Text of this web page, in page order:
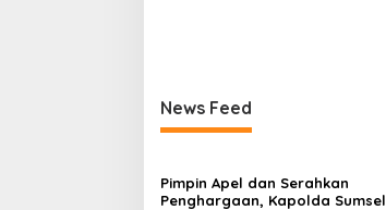
News Feed
Pimpin Apel dan Serahkan
Penghargaan, Kapolda Sumsel